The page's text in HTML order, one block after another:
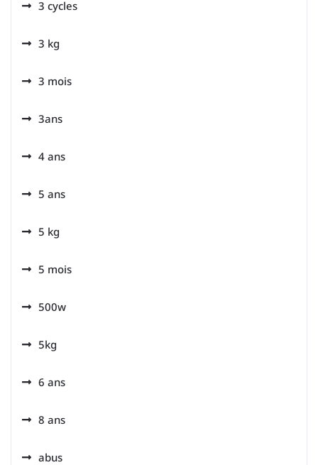
3 cycles
3 kg
3 mois
3ans
4 ans
5 ans
5 kg
5 mois
500w
5kg
6 ans
8 ans
abus